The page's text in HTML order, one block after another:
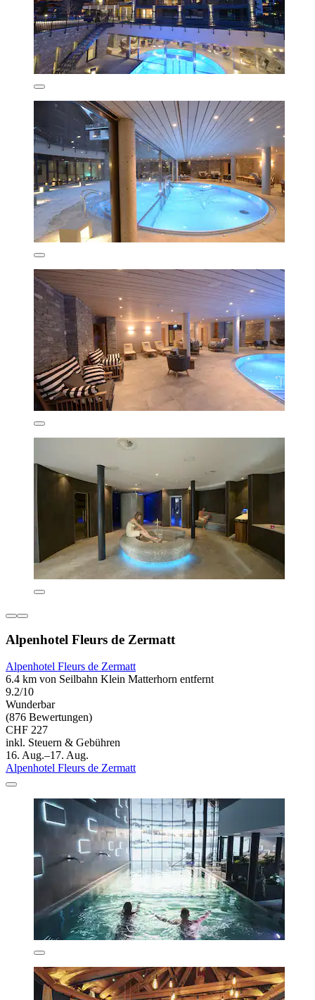
Alpenhotel Fleurs de Zermatt
Alpenhotel Fleurs de Zermatt
6.4 km von Seilbahn Klein Matterhorn entfernt
9.2/10
Wunderbar
(876 Bewertungen)
CHF 227
inkl. Steuern & Gebühren
16. Aug.–17. Aug.
Alpenhotel Fleurs de Zermatt